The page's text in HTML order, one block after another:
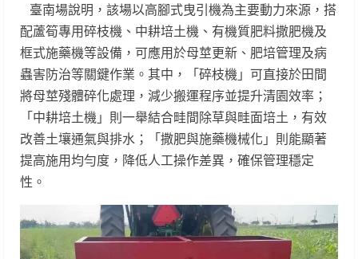
臺南場說明，該場以高腳式曳引機為主要動力來源，搭
配蘆筍專用碎枝機、中耕培土機、有機質肥料撒肥機及
框式施藥機等設備，可應用於母莖更新、肥培管理及病
蟲害防治等關鍵作業。其中，「碎枝機」可直接於田間
將母莖殘體碎化處理，減少搬運程序並提升清園效率；
「中耕培土機」則一舉結合畦間除草與畦面培土，有效
改善土壤通氣與排水；「撒肥與施藥機械化」則能顯著
提高施用均勻度，降低人工操作差異，確保管理穩定
性。